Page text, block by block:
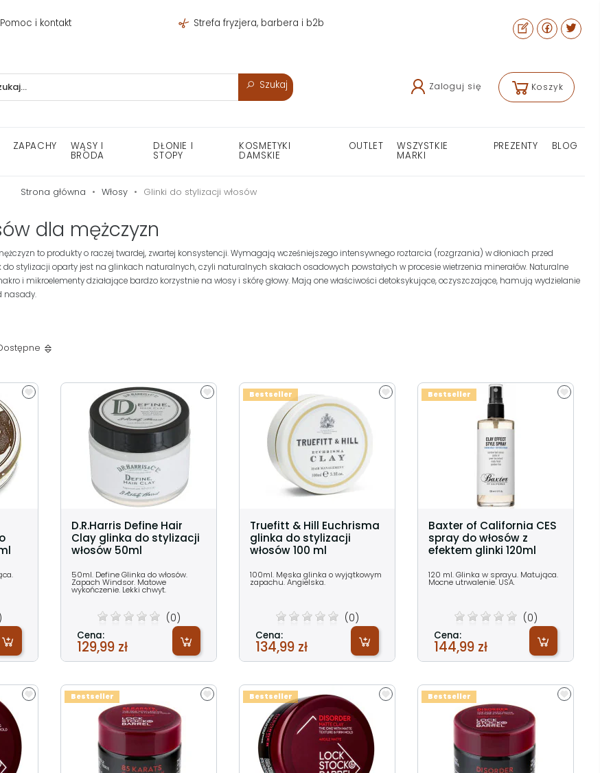
Pomoc i kontakt Strefa fryzjera, barbera i b2b
Szukaj Zaloguj się Koszyk
ZAPACHY WĄSY I
BRODA
DŁONIE I
STOPY
KOSMETYKI
DAMSKIE
OUTLET WSZYSTKIE
MARKI
PREZENTY BLOG
Strona główna Włosy Glinki do stylizacji włosów
dla mężczyzn
to produkty o raczej twardej, zwartej konsystencji. Wymagają wcześniejszego intensywnego roztarcia (rozgrzania) w dłoniach przed
do stylizacji oparty jest na glinkach naturalnych, czyli naturalnych skałach osadowych powstałych w procesie wietrzenia minerałów. Naturalne
i mikroelementy działające bardzo korzystnie na włosy i skórę głowy. Mają one właściwości detoksykujące, oczyszczające, hamują wydzielanie
nasady.
D.R.Harris Define Hair
Clay glinka do stylizacji
włosów 50ml
50ml. Define Glinka do włosów.
Zapach Windsor. Matowe
wykończenie. Lekki chwyt.
(0)
Cena:
129,99 zł
Truefitt & Hill Euchrisma
glinka do stylizacji
włosów 100 ml
100ml. Męska glinka o wyjątkowym
zapachu. Angielska.
(0)
Cena:
134,99 zł
Bestseller
Baxter of California CES
spray do włosów z
efektem glinki 120ml
120 ml. Glinka w sprayu. Matująca.
Mocne utrwalenie. USA.
(0)
Cena:
144,99 zł
Bestseller
Bestseller Bestseller Bestseller